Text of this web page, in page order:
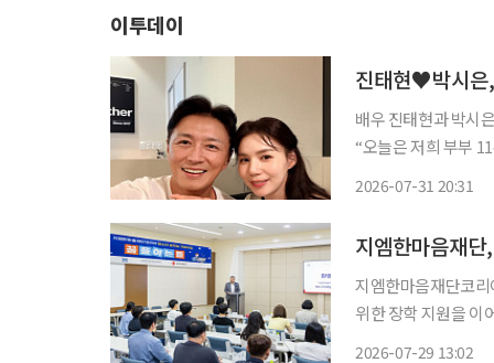
이투데이
진태현♥박시은
배우 진태현과 박시은이 결혼 11주년
“오늘은 저희 부부 11주년
2026-07-31 20:31
지엠한마음재단코
위한 장학 지원을 이어간다. 지엠한마음재단은 28일 인천 부평구 GM
2026-07-29 13:02